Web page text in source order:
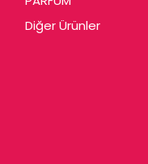
Diğer Ürünler